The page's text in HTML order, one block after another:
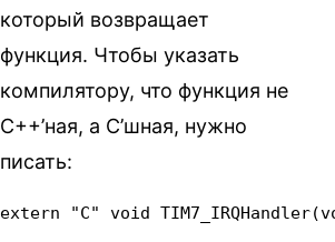
который возвращает
функция. Чтобы указать
компилятору, что функция не
C++’ная, а C’шная, нужно
писать:
extern "C" void